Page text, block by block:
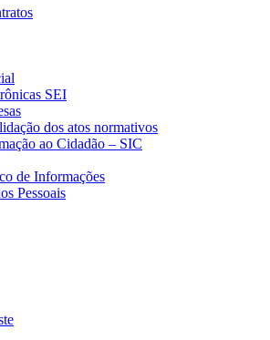
SEI
dos atos normativos
ao Cidadão – SIC
de Informações
Pessoais